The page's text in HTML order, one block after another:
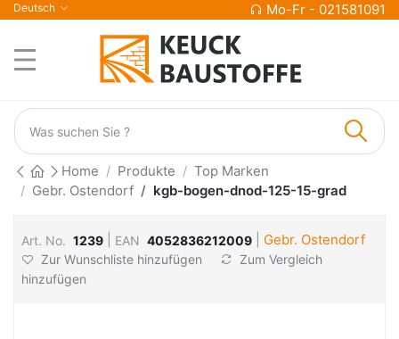
Deutsch Mo-Fr - 021581091
Home Produkte
Top Marken
Gebr. Ostendorf
kgb-bogen-dnod-125-15-grad
Art. No. 1239 EAN 4052836212009 Gebr. Ostendorf
Zur Wunschliste hinzufügen
Zum Vergleich
hinzufügen